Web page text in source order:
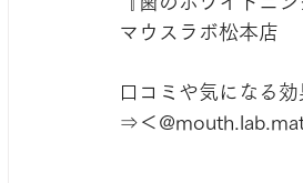
マウスラボ松本店
口コミや気になる
⇒＜